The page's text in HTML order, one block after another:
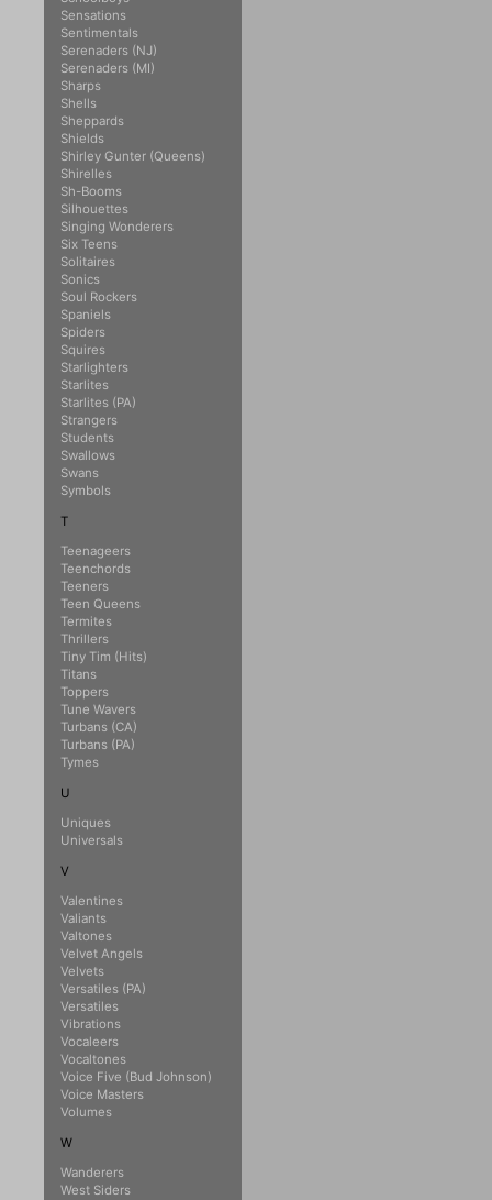
Sensations
Sentimentals
Serenaders (NJ)
Serenaders (MI)
Sharps
Shells
Sheppards
Shields
Shirley Gunter (Queens)
Shirelles
Sh-Booms
Silhouettes
Singing Wonderers
Six Teens
Solitaires
Sonics
Soul Rockers
Spaniels
Spiders
Squires
Starlighters
Starlites
Starlites (PA)
Strangers
Students
Swallows
Swans
Symbols
T
Teenageers
Teenchords
Teeners
Teen Queens
Termites
Thrillers
Tiny Tim (Hits)
Titans
Toppers
Tune Wavers
Turbans (CA)
Turbans (PA)
Tymes
U
Uniques
Universals
V
Valentines
Valiants
Valtones
Velvet Angels
Velvets
Versatiles (PA)
Versatiles
Vibrations
Vocaleers
Vocaltones
Voice Five (Bud Johnson)
Voice Masters
Volumes
W
Wanderers
West Siders